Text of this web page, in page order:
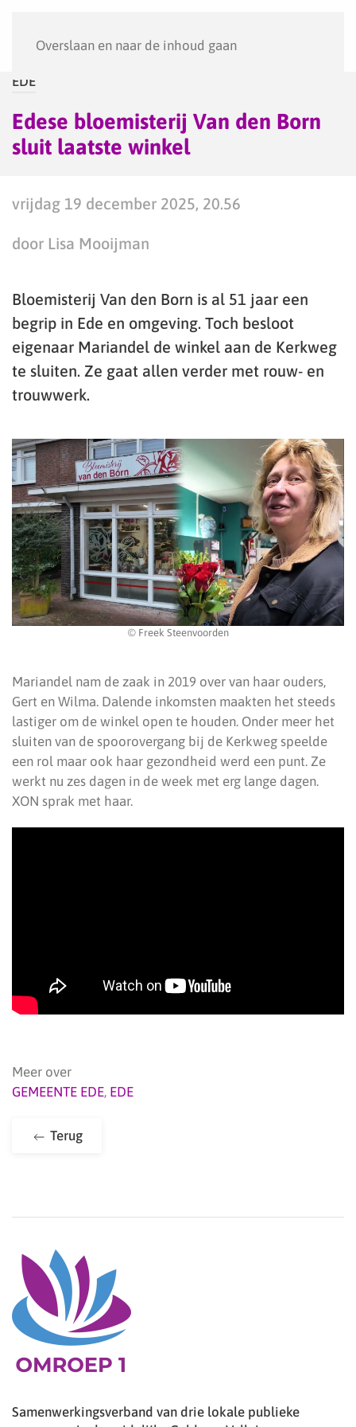
Overslaan en naar de inhoud gaan
EDE
Edese bloemisterij Van den Born
sluit laatste winkel
vrijdag 19 december 2025, 20.56
door Lisa Mooijman
Bloemisterij Van den Born is al 51 jaar een
begrip in Ede en omgeving. Toch besloot
eigenaar Mariandel de winkel aan de Kerkweg
te sluiten. Ze gaat allen verder met rouw- en
trouwwerk.
© Freek Steenvoorden
Mariandel nam de zaak in 2019 over van haar ouders,
Gert en Wilma. Dalende inkomsten maakten het steeds
lastiger om de winkel open te houden. Onder meer het
sluiten van de spoorovergang bij de Kerkweg speelde
een rol maar ook haar gezondheid werd een punt. Ze
werkt nu zes dagen in de week met erg lange dagen.
XON sprak met haar.
Meer over
GEMEENTE EDE, EDE
Terug
Samenwerkingsverband van drie lokale publieke